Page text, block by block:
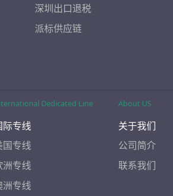
深圳出口退税
派标供应链
Dedicated Line
际专线
国专线
洲专线
洲专线
About US
关于我们
公司简介
联系我们